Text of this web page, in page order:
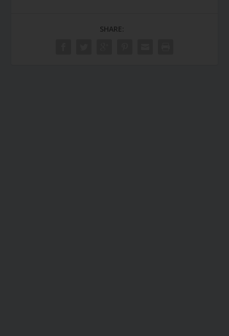
SHARE: